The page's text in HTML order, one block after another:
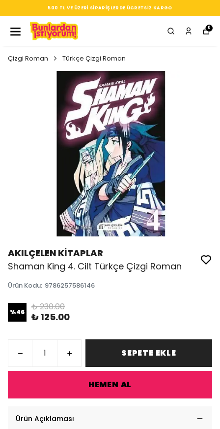
SEÇTIĞIN HER ÜRÜN, TARZINA DAIR KÜÇÜK BIR IMZA
0
Çizgi Roman Türkçe Çizgi Roman
AKILÇELEN KİTAPLAR
Shaman King 4. Cilt Türkçe Çizgi Roman
Ürün Kodu: 9786257586146
%46 ₺ 230.00
₺ 125.00
SEPETE EKLE
HEMEN AL
Ürün Açıklaması